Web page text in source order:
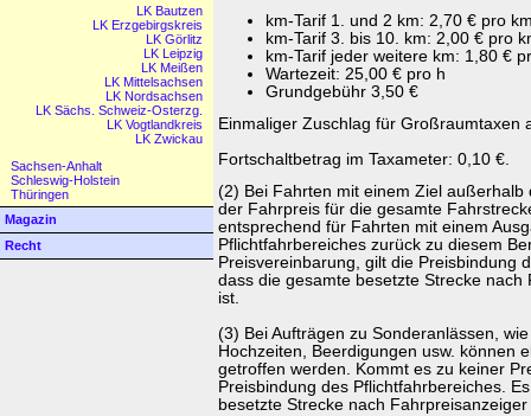
LK Bautzen
LK Erzgebirgskreis
LK Görlitz
LK Leipzig
LK Meißen
LK Mittelsachsen
LK Nordsachsen
LK Sächs. Schweiz-Osterzg.
LK Vogtlandkreis
LK Zwickau
Sachsen-Anhalt
Schleswig-Holstein
Thüringen
Magazin
Recht
km-Tarif 1. und 2 km: 2,70 € pro
km-Tarif 3. bis 10. km: 2,00 € pro
km-Tarif jeder weitere km: 1,80 €
Wartezeit: 25,00 € pro h
Grundgebühr 3,50 €
Einmaliger Zuschlag für Großraumtaxen
Fortschaltbetrag im Taxameter: 0,10 €.
(2) Bei Fahrten mit einem Ziel außerhalb
der Fahrpreis für die gesamte
entsprechend für Fahrten mit einem
Pflichtfahrbereiches zurück zu diesem
Preisvereinbarung, gilt die Preisbindung
dass die gesamte besetzte Strecke
ist.
(3) Bei Aufträgen zu Sonderanlässen,
Hochzeiten, Beerdigungen usw. können
getroffen werden. Kommt es zu keiner
Preisbindung des Pflichtfahrbereiches.
besetzte Strecke nach